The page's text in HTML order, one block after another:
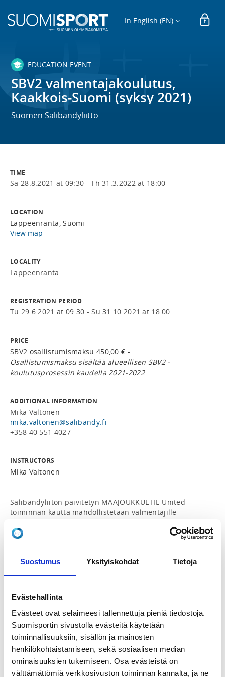
Suostumus Yksityiskohdat Tietoja
Evästehallinta
Evästeet ovat selaimeesi tallennettuja pieniä tiedostoja.
Suomisportin sivustolla evästeitä käytetään
toiminnallisuuksiin, sisällön ja mainosten
henkilökohtaistamiseen, sekä sosiaalisen median
ominaisuuksien tukemiseen. Osa evästeistä on
välttämättömiä verkkosivuston toiminnan kannalta, ja ne
In English (EN)
EDUCATION EVENT
SBV2 valmentajakoulutus,
Kaakkois-Suomi (syksy 2021)
Suomen Salibandyliitto
TIME
Sa 28.8.2021 at 09:30 -Th 31.3.2022 at 18:00
LOCATION
Lappeenranta, Suomi
View map
LOCALITY
Lappeenranta
REGISTRATION PERIOD
Tu 29.6.2021 at 09:30 - Su 31.10.2021 at 18:00
PRICE
SBV2 osallistumismaksu 450,00 € -
Osallistumismaksu sisältää alueellisen SBV2 -
koulutusprosessin kaudella 2021-2022
ADDITIONAL INFORMATION
Mika Valtonen
mika.valtonen@salibandy.fi
+358 40 551 4027
INSTRUCTORS
Mika Valtonen
Salibandyliiton päivitetyn MAAJOUKKUETIE United-
toiminnan kautta mahdollistetaan valmentajille
toiminta) integroituun valmennuskoulutukseen.
Vuoden mittainen koulutusprosessi vastaa sisällöltään
alueleirien yhteydessä sekä verkkokoulutuksina.
koulutuksissa on tavoitteena lisätä yhteistä
ymmärrystä pelin kehittämisen tavoitteista sekä antaa
palautetta alueen United-joukkueen ja pelaajien
menestymisestä valtakunnallisessa tapahtumassa.
Isossa kuvassa tavoitteena on jalkauttaa
Salibandyliiton valmennussisällön linjauksia
alueelliseen toimintaan ja saada aikaan entistä
laadukkaampaa keskustelua alueiden erityispiirteistä
ikäluokkakohtaiset painopisteet huomioiden